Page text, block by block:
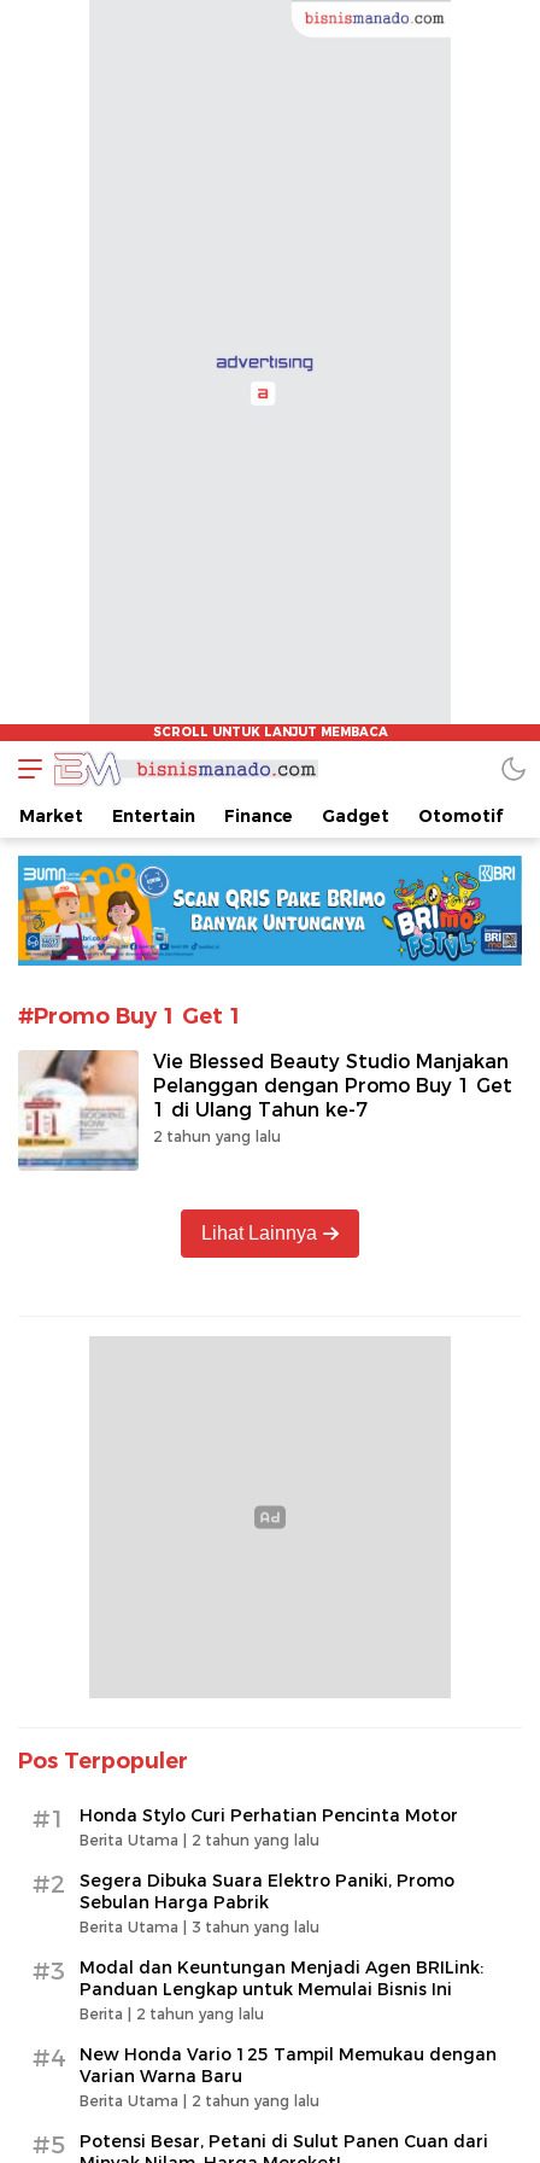
www.bisnismanado.com
Berita Bisnis Sulawesi Utara
Market Entertain Finance Gadget Otomotif
#Promo Buy 1 Get 1
Vie Blessed Beauty Studio Manjakan
Pelanggan dengan Promo Buy 1 Get
1 di Ulang Tahun ke-7
2 tahun yang lalu
Lihat Lainnya
Pos Terpopuler
#1 Honda Stylo Curi Perhatian Pencinta Motor
Berita Utama | 2 tahun yang lalu
#2
Segera Dibuka Suara Elektro Paniki, Promo
Sebulan Harga Pabrik
Berita Utama | 3 tahun yang lalu
#3
Modal dan Keuntungan Menjadi Agen BRILink:
Panduan Lengkap untuk Memulai Bisnis Ini
Berita | 2 tahun yang lalu
#4
New Honda Vario 125 Tampil Memukau dengan
Varian Warna Baru
Berita Utama | 2 tahun yang lalu
#5
Potensi Besar, Petani di Sulut Panen Cuan dari